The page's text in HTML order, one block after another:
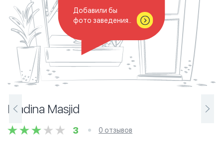
Добавили бы
фото заведения..
Madina Masjid
3 0 отзывов